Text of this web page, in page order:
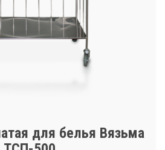
для белья Вязьма